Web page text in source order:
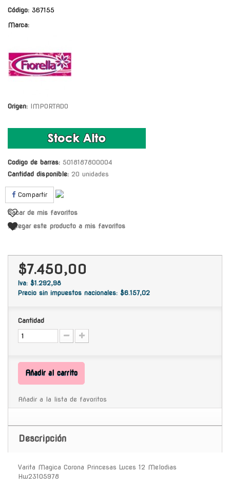
Código: 367155
Marca:
Origen: IMPORTADO
Codigo de barras: 5018187800004
Cantidad disponible: 20 unidades
Compartir
Sacar de mis favoritos
Agregar este producto a mis favoritos
$7.450,00
Iva: $1.292,98
Precio sin impuestos nacionales: $6.157,02
Cantidad
Añadir al carrito
Añadir a la lista de favoritos
Descripción
Varita Magica Corona Princesas Luces 12 Melodias
Hw23105978